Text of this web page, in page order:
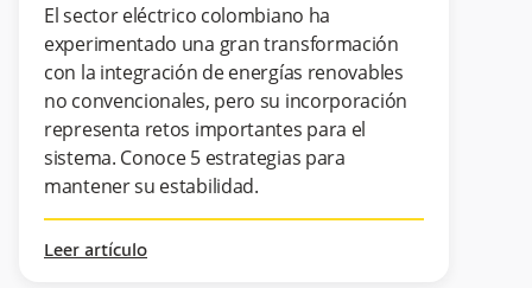
El sector eléctrico colombiano ha
experimentado una gran transformación
con la integración de energías renovables
no convencionales, pero su incorporación
representa retos importantes para el
sistema. Conoce 5 estrategias para
mantener su estabilidad.
Leer artículo